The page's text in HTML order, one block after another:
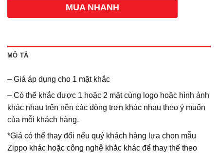
MUA NHANH
MÔ TẢ
– Giá áp dụng cho 1 mặt khắc
– Có thể khắc được 1 hoặc 2 mặt cùng logo hoặc hình ảnh
khác nhau trên nền các dòng trơn khác nhau theo ý muốn
của mỗi khách hàng.
*Giá có thể thay đổi nếu quý khách hàng lựa chọn mẫu
Zippo khác hoặc công nghệ khắc khác để thay thế theo